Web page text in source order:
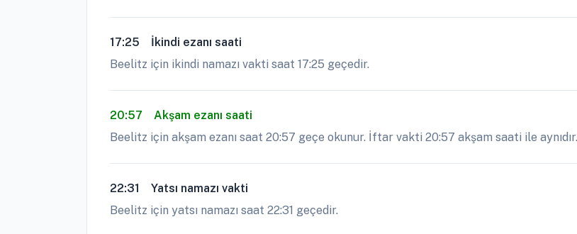
17:25
İkindi ezanı saati
Beelitz için ikindi namazı vakti saat 17:25 geçedir.
20:57
Akşam ezanı saati
Beelitz için akşam ezanı saat 20:57 geçe okunur. İftar vakti 20:57 akşam saati ile aynıdır.
22:31
Yatsı namazı vakti
Beelitz için yatsı namazı saat 22:31 geçedir.